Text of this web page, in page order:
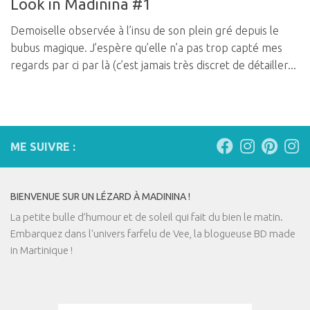
Look in Madinina #1
Demoiselle observée à l’insu de son plein gré depuis le
bubus magique. J’espère qu’elle n’a pas trop capté mes
regards par ci par là (c’est jamais très discret de détailler...
ME SUIVRE :
BIENVENUE SUR UN LÉZARD À MADININA !
La petite bulle d’humour et de soleil qui fait du bien le matin.
Embarquez dans l'univers farfelu de Vee, la blogueuse BD made
in Martinique !